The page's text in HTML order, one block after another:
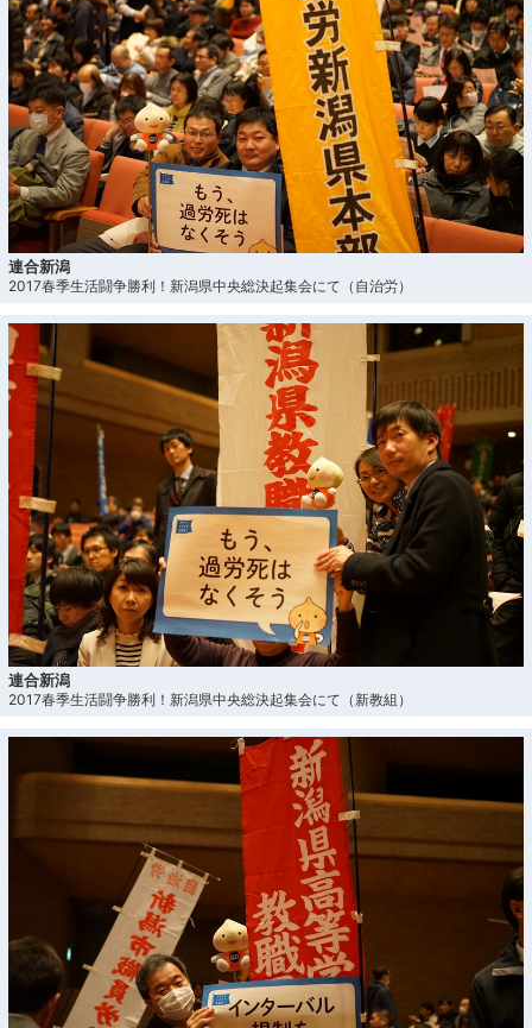
連合新潟
2017春季生活闘争勝利！新潟県中央総決起集会にて（自治労）
連合新潟
2017春季生活闘争勝利！新潟県中央総決起集会にて（新教組）